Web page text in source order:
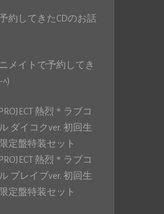
約してきたCDのお話
メイトで予約してき
^)
熱烈＊ラブコ
ダイコクver. 初回生
定盤特装セット
熱烈＊ラブコ
ブレイブver. 初回生
定盤特装セット